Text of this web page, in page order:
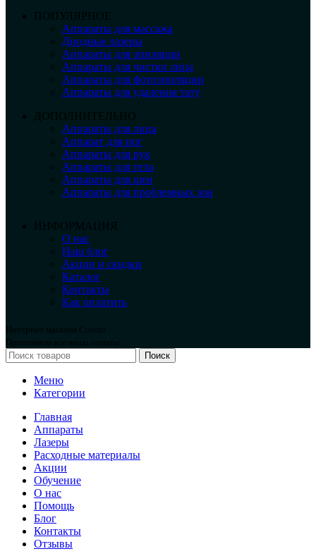
ПОПУЛЯРНОЕ
Аппараты для массажа
Диодные лазеры
Аппараты для эпиляции
Аппараты для чистки лица
Аппараты для фотоэпиляции
Аппараты для удаления тату
ДОПОЛНИТЕЛЬНО
Аппараты для лица
Аппарат для ног
Аппараты для рук
Аппараты для тела
Аппараты для шеи
Аппараты для проблемных зон
ИНФОРМАЦИЯ
О нас
Наш блог
Акции и скидки
Каталог
Контакты
Как оплатить
Интернет магазин Cosmo
Принимаем все виды оплаты.
Поиск
Меню
Категории
Главная
Аппараты
Лазеры
Расходные материалы
Акции
Обучение
О нас
Помощь
Блог
Контакты
Отзывы